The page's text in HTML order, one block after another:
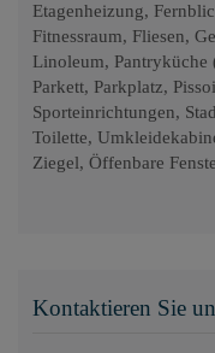
Etagenheizung
Fitnessraum
Fliesen
Linoleum
Parkett Parkplatz
Sporteinrichtungen
Toilette
Ziegel Öffenbare
Kontaktieren Sie